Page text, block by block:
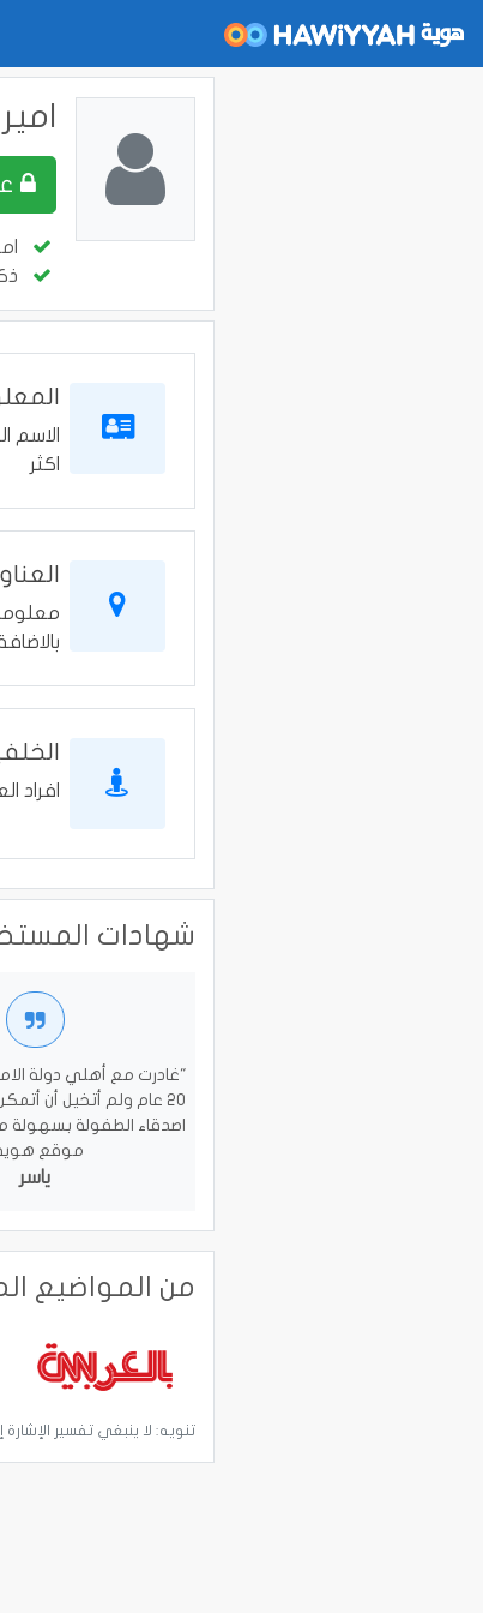
الاسم
اكثر
افراد
شهادات
"غادرت مع أهلي دولة
20 عام ولم أتخيل أن
اصدقاء الطفولة
موقع
ياسر
من المواضيع
تنويه: لا ينبغي تفسير